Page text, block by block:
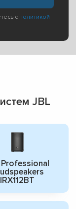
с политикой
JBL
Professional
IRX112BT